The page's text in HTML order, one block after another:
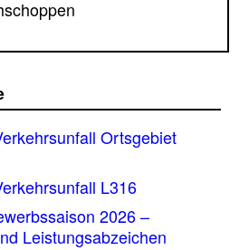
Ortsgebiet
L316
2026 –
Leistungsabzeichen